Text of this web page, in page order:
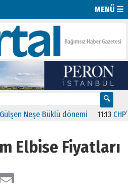
MENÜ ☰
Neşe Büklü dönemi 11:13 CHP’de
Elbise Fiyatları
Email